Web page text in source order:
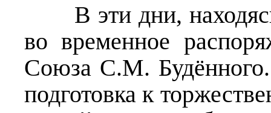
В эти дни,
во временное
Союза С.М.
подготовка к